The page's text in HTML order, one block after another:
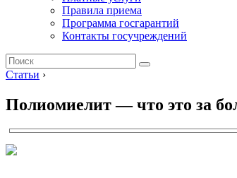
Правила приема
Программа госгарантий
Контакты госучреждений
Статьи ›
Полиомиелит — что это за